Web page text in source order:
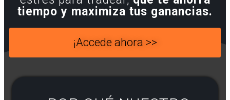
tiempo y maximiza tus ganancias.
¡Accede ahora >>